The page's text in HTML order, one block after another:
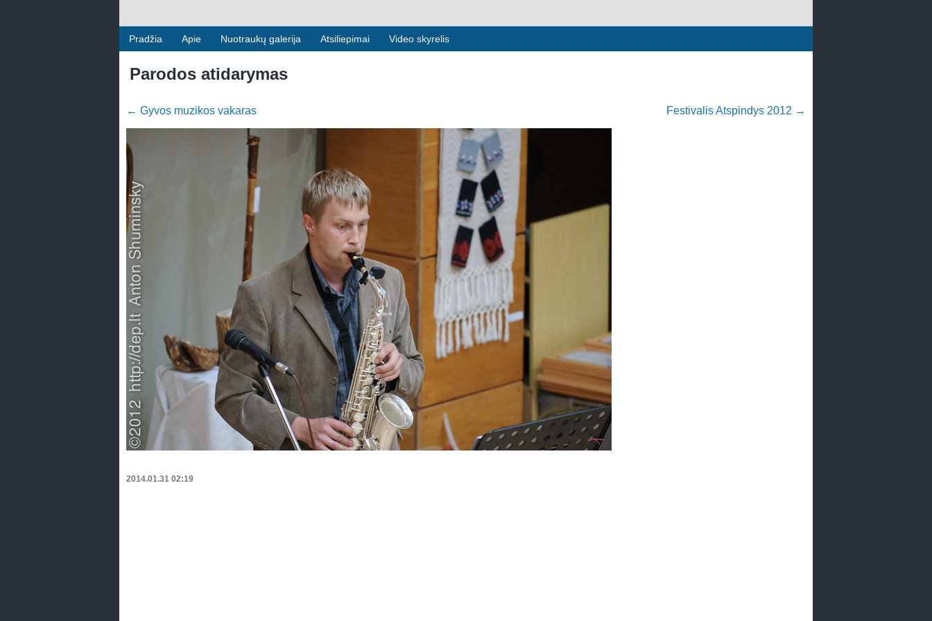
Pradžia Apie Nuotraukų galerija Atsiliepimai Video skyrelis
Parodos atidarymas
← Gyvos muzikos vakaras Festivalis Atspindys 2012 →
2014.01.31 02:19